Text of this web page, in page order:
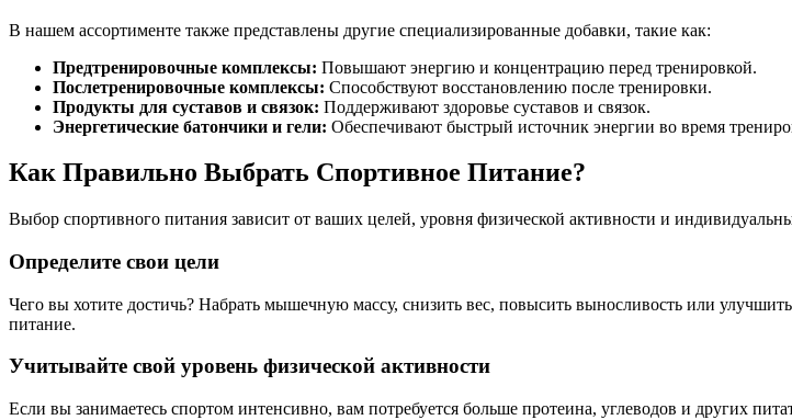
В нашем ассортименте также представлены другие специализированные добавки, такие как:
Предтренировочные комплексы: Повышают энергию и концентрацию перед тренировкой.
Послетренировочные комплексы: Способствуют восстановлению после тренировки.
Продукты для суставов и связок: Поддерживают здоровье суставов и связок.
Энергетические батончики и гели: Обеспечивают быстрый источник энергии во время
Как Правильно Выбрать Спортивное Питание?
Выбор спортивного питания зависит от ваших целей, уровня физической активности и
Определите свои цели
Чего вы хотите достичь? Набрать мышечную массу, снизить вес, повысить выносливость или
питание.
Учитывайте свой уровень физической активности
Если вы занимаетесь спортом интенсивно, вам потребуется больше протеина, углеводов и других